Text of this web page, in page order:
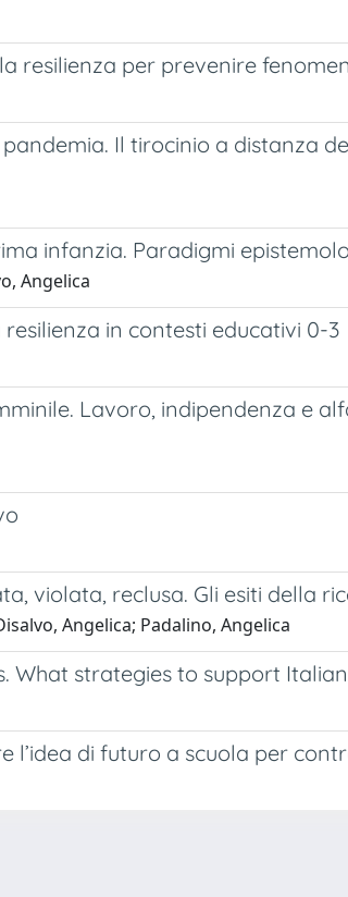
resilienza per prevenire
Il tirocinio a distanza
infanzia. Paradigmi
Angelica
in contesti educativi 0-3
Lavoro, indipendenza e
violata, reclusa. Gli esiti della
Angelica; Padalino, Angelica
What strategies to support
l’idea di futuro a scuola per